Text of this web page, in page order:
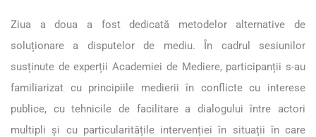
Ziua a doua a fost dedicată metodelor alternative de
soluționare a disputelor de mediu. În cadrul sesiunilor
susținute de experții Academiei de Mediere, participanții s-au
familiarizat cu principiile medierii în conflicte cu interese
publice, cu tehnicile de facilitare a dialogului între actori
multipli și cu particularitățile intervenției în situații în care